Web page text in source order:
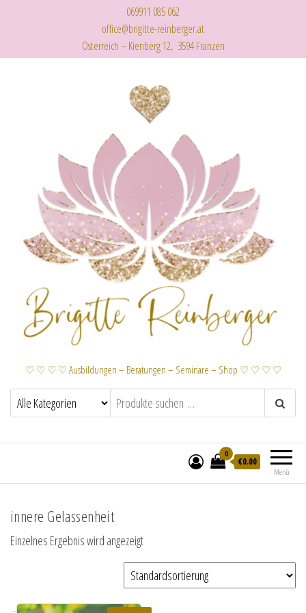
069911 085 062
office@brigitte-reinberger.at
Österreich – Kienberg 12, 3594 Franzen
♡ ♡ ♡ ♡ Ausbildungen – Beratungen – Seminare – Shop ♡ ♡ ♡ ♡
Menü
0
€0.00
innere Gelassenheit
Einzelnes Ergebnis wird angezeigt